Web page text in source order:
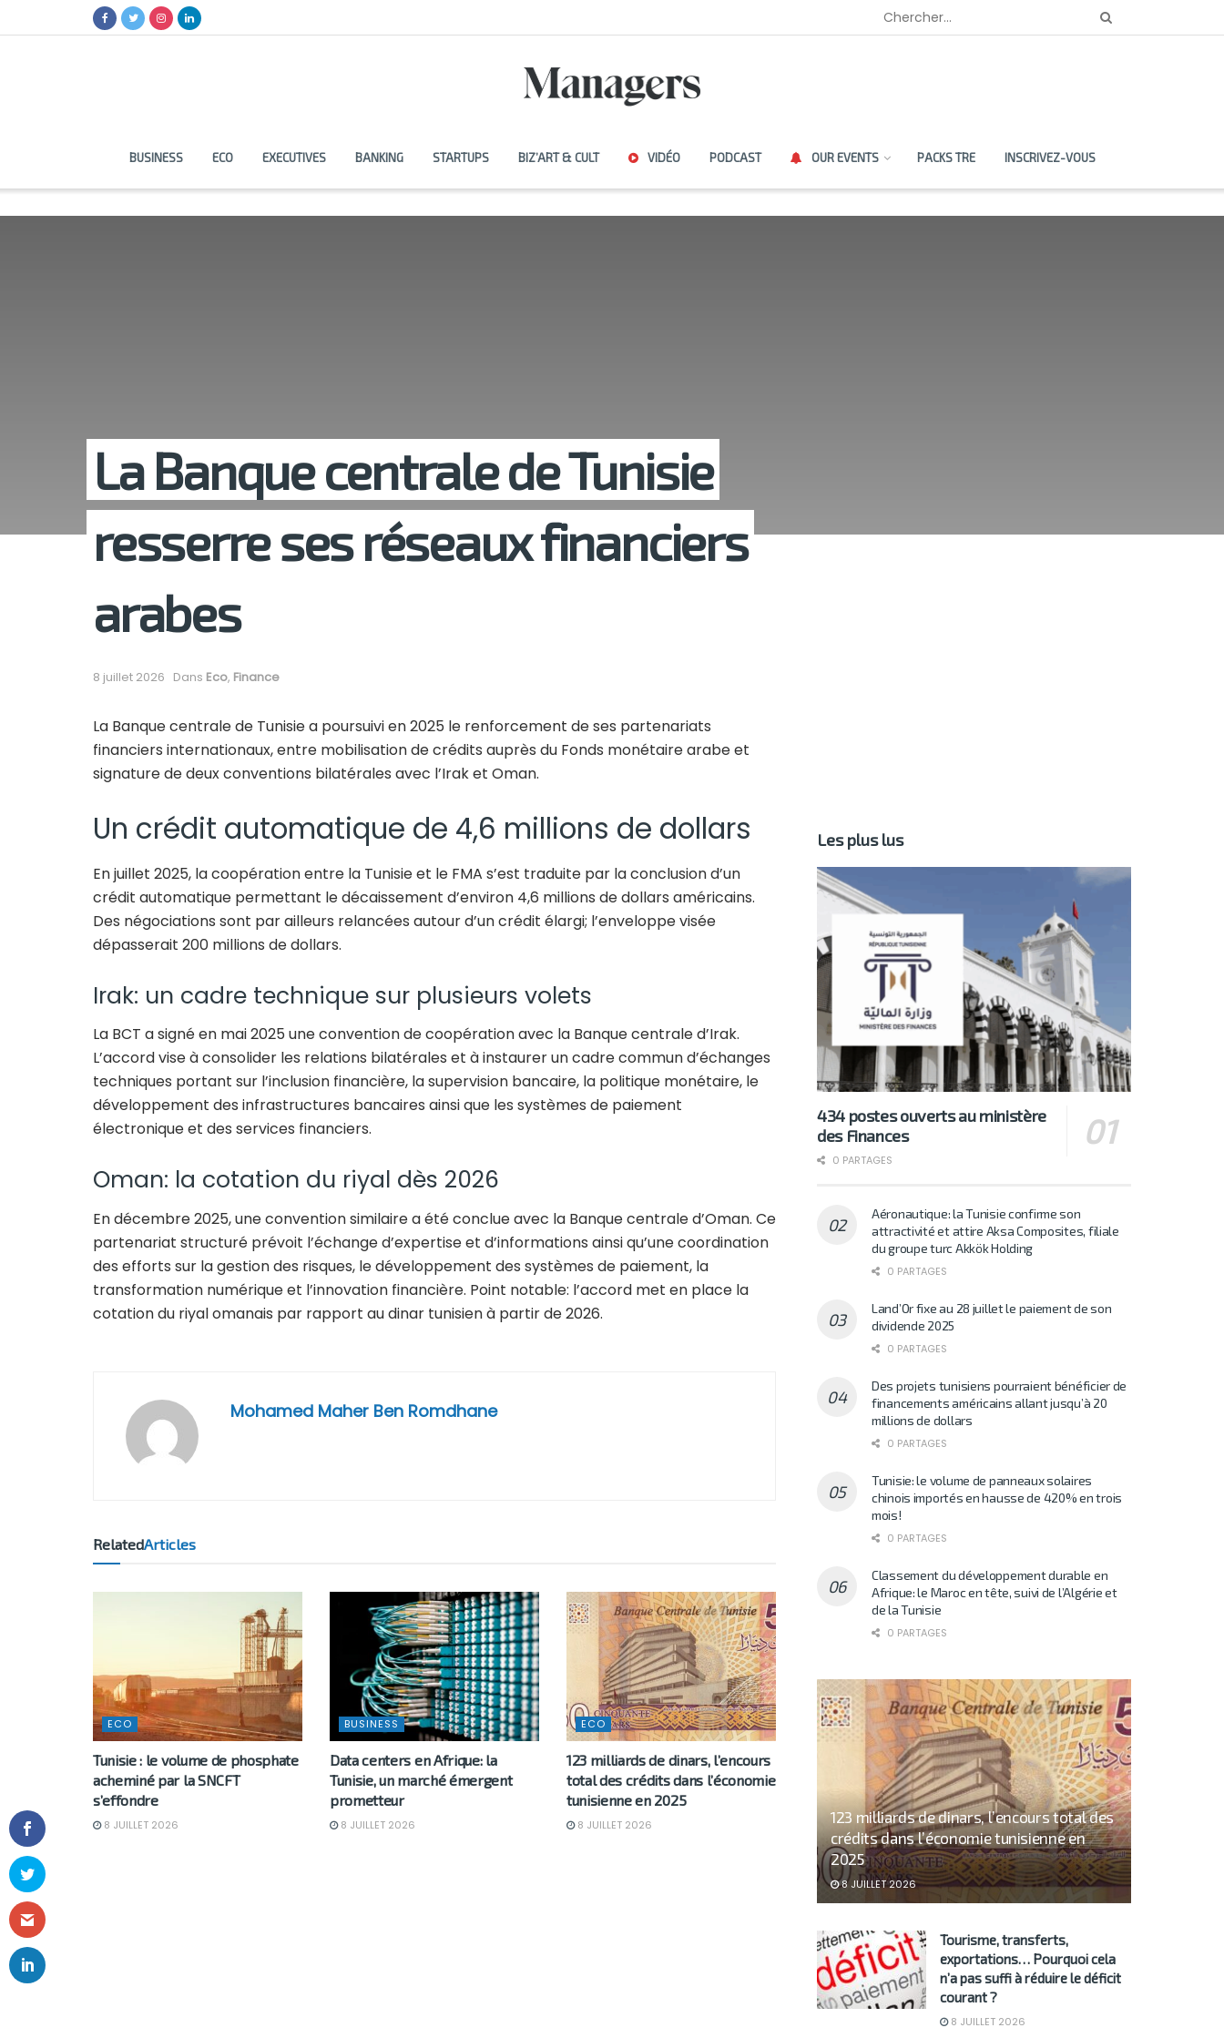
BUSINESS ECO EXECUTIVES BANKING STARTUPS BIZ’ART & CULT VIDÉO PODCAST OUR EVENTS PACKS TRE INSCRIVEZ-VOUS
La Banque centrale de Tunisie
resserre ses réseaux financiers
arabes
8 juillet 2026 Dans Eco, Finance
La Banque centrale de Tunisie a poursuivi en 2025 le renforcement de ses partenariats
financiers internationaux, entre mobilisation de crédits auprès du Fonds monétaire arabe et
signature de deux conventions bilatérales avec l’Irak et Oman.
Un crédit automatique de 4,6 millions de dollars
En juillet 2025, la coopération entre la Tunisie et le FMA s’est traduite par la conclusion d’un
crédit automatique permettant le décaissement d’environ 4,6 millions de dollars américains.
Des négociations sont par ailleurs relancées autour d’un crédit élargi; l’enveloppe visée
dépasserait 200 millions de dollars.
Irak: un cadre technique sur plusieurs volets
La BCT a signé en mai 2025 une convention de coopération avec la Banque centrale d’Irak.
L’accord vise à consolider les relations bilatérales et à instaurer un cadre commun d’échanges
techniques portant sur l’inclusion financière, la supervision bancaire, la politique monétaire, le
développement des infrastructures bancaires ainsi que les systèmes de paiement
électronique et des services financiers.
Oman: la cotation du riyal dès 2026
En décembre 2025, une convention similaire a été conclue avec la Banque centrale d’Oman. Ce
partenariat structuré prévoit l’échange d’expertise et d’informations ainsi qu’une coordination
des efforts sur la gestion des risques, le développement des systèmes de paiement, la
transformation numérique et l’innovation financière. Point notable: l’accord met en place la
cotation du riyal omanais par rapport au dinar tunisien à partir de 2026.
Mohamed Maher Ben Romdhane
RelatedArticles
ECO
Tunisie : le volume de phosphate
acheminé par la SNCFT
s’effondre
8 JUILLET 2026
BUSINESS
Data centers en Afrique: la
Tunisie, un marché émergent
prometteur
8 JUILLET 2026
ECO
123 milliards de dinars, l’encours
total des crédits dans l’économie
tunisienne en 2025
8 JUILLET 2026
Les plus lus
434 postes ouverts au ministère
des Finances
0 PARTAGES
Aéronautique: la Tunisie confirme son
attractivité et attire Aksa Composites, filiale
du groupe turc Akkök Holding
0 PARTAGES
Land’Or fixe au 28 juillet le paiement de son
dividende 2025
0 PARTAGES
Des projets tunisiens pourraient bénéficier de
financements américains allant jusqu’à 20
millions de dollars
0 PARTAGES
Tunisie: le volume de panneaux solaires
chinois importés en hausse de 420% en trois
mois!
0 PARTAGES
Classement du développement durable en
Afrique: le Maroc en tête, suivi de l’Algérie et
de la Tunisie
0 PARTAGES
123 milliards de dinars, l’encours total des
crédits dans l’économie tunisienne en
2025
8 JUILLET 2026
Tourisme, transferts,
exportations… Pourquoi cela
n’a pas suffi à réduire le déficit
courant ?
8 JUILLET 2026